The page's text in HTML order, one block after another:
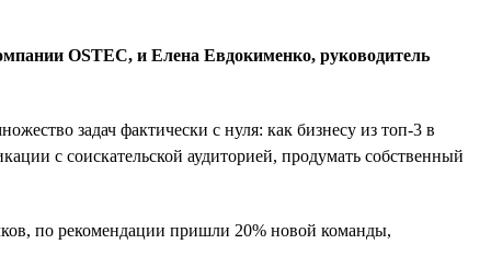
OSTEC, и Елена Евдокименко, руководитель
задач фактически с нуля: как бизнесу из топ-3 в
с соискательской аудиторией, продумать собственный
по рекомендации пришли 20% новой команды,